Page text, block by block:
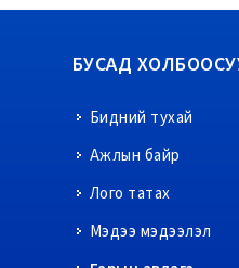
БУСАД
Бидний тухай
Ажлын байр
Лого татах
Мэдээ мэдээлэл